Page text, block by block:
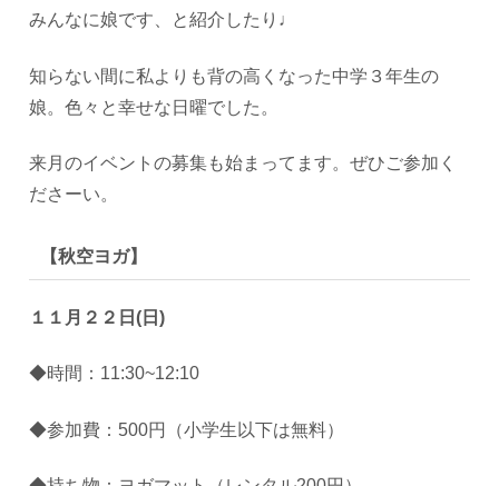
みんなに娘です、と紹介したり♩
知らない間に私よりも背の高くなった中学３年生の
娘。色々と幸せな日曜でした。
来月のイベントの募集も始まってます。ぜひご参加く
ださーい。
【秋空ヨガ】
１１月２２日(日)
◆時間：11:30~12:10
◆参加費：500円（小学生以下は無料）